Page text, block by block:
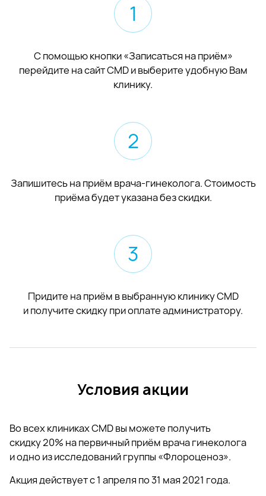
1
С помощью кнопки «Записаться на приём»
перейдите на сайт CMD и выберите удобную Вам
клинику.
2
Запишитесь на приём врача-гинеколога. Стоимость
приёма будет указана без скидки.
3
Придите на приём в выбранную клинику CMD
и получите скидку при оплате администратору.
Условия акции
Во всех клиниках CMD вы можете получить
скидку 20% на первичный приём врача гинеколога
и одно из исследований группы «Флороценоз».
Акция действует с 1 апреля по 31 мая 2021 года.